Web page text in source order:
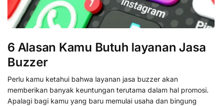
6 Alasan Kamu Butuh layanan Jasa
Buzzer
Perlu kamu ketahui bahwa layanan jasa buzzer akan
memberikan banyak keuntungan terutama dalam hal promosi.
Apalagi bagi kamu yang baru memulai usaha dan bingung